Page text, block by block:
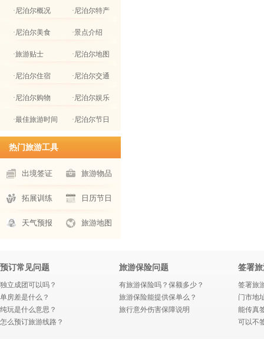
·尼泊尔概况 ·尼泊尔特产
·尼泊尔美食 ·景点介绍
·旅游贴士 ·尼泊尔地图
·尼泊尔住宿 ·尼泊尔交通
·尼泊尔购物 ·尼泊尔娱乐
·最佳旅游时间 ·尼泊尔节日
热门旅游工具
出境签证 旅游物品
拓展训练 日历节日
天气预报 旅游地图
预订常见问题
独立成团可以吗？
单房差是什么？
纯玩是什么意思？
怎么预订旅游线路？
旅游保险问题
有旅游保险吗？保额多少？
旅游保险能提供保单么？
旅行意外伤害保障说明
签署
签署旅
门市地
能传真
可以不